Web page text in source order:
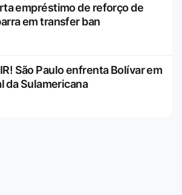
empréstimo de reforço de
em transfer ban
São Paulo enfrenta Bolívar em
da Sulamericana